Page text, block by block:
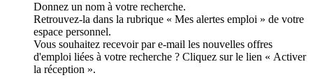
Donnez un nom à votre recherche.
Retrouvez-la dans la rubrique « Mes alertes emploi » de votre
espace personnel.
Vous souhaitez recevoir par e-mail les nouvelles offres
d'emploi liées à votre recherche ? Cliquez sur le lien « Activer
la réception ».